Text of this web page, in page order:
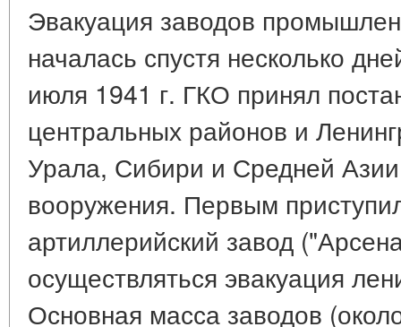
Эвакуация заводов
началась спустя несколько
июля 1941 г. ГКО принял
центральных районов и
Урала, Сибири и Средней
вооружения. Первым
артиллерийский завод
осуществляться эвакуация
Основная масса заводов